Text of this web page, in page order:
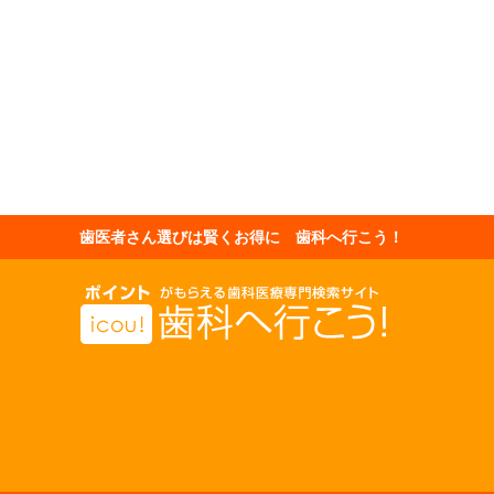
歯医者さん選びは賢くお得に 歯科へ行こう！